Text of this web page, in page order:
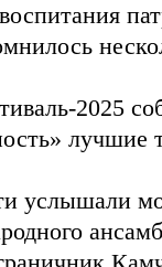
2025
» лучшие
услышали